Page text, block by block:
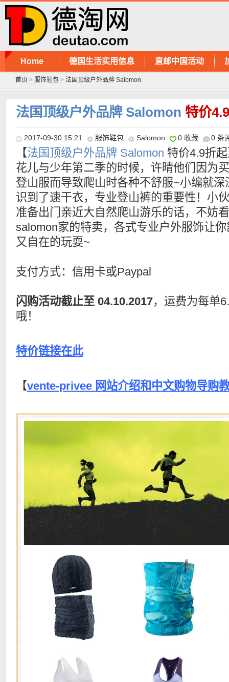
Home 德国生活实用信息 直邮中国活动
首页 > 服饰鞋包 > 法国顶级户外品牌 Salomon
法国顶级户外品牌 Salomon 特价
2017-09-30 15:21 服饰鞋包 Salomon 0 收藏 0 条
【法国顶级户外品牌 Salomon 特价4.9折
花儿与少年第二季的时候，许晴他们因为
登山服而导致爬山时各种不舒服~小编就深
识到了速干衣，专业登山裤的重要性！小
准备出门亲近大自然爬山游乐的话，不妨
salomon家的特卖，各式专业户外服饰让
又自在的玩耍~
支付方式：信用卡或Paypal
闪购活动截止至 04.10.2017，运费为每单
哦！
特价链接在此
【vente-privee 网站介绍和中文购物导购